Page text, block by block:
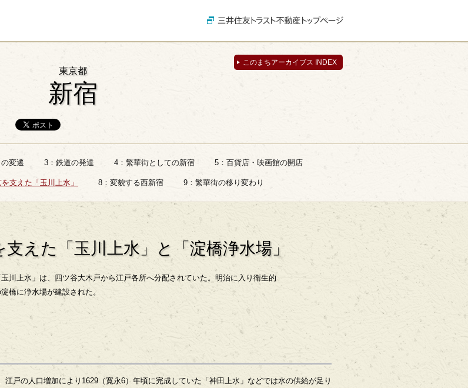
このまちアーカイブス INDEX
東京都
新宿
変遷 3：鉄道の発達 4：繁華街としての新宿 5：百貨店・映画館の開店
支えた「玉川上水」 8：変貌する西新宿 9：繁華街の移り変わり
えた「玉川上水」と「淀橋浄水場」
川上水」は、四ツ谷大木戸から江戸各所へ分配されていた。明治に入り衛生的
橋に浄水場が建設された。
江戸の人口増加により1629（寛永6）年頃に完成していた「神田上水」などでは水の供給が足り